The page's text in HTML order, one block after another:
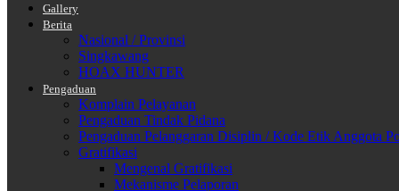
Gallery
Berita
Nasional / Provinsi
Singkawang
HOAX HUNTER
Pengaduan
Komplain Pelayanan
Pengaduan Tindak Pidana
Pengaduan Pelanggaran Disiplin / Kode Etik Anggota
Gratifikasi
Mengenal Gratifikasi
Mekanisme Pelaporan